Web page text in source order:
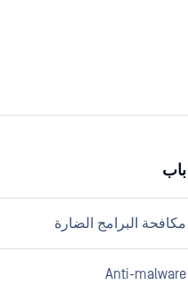
باب
مكافحة البرامج الضارة
Anti-malware